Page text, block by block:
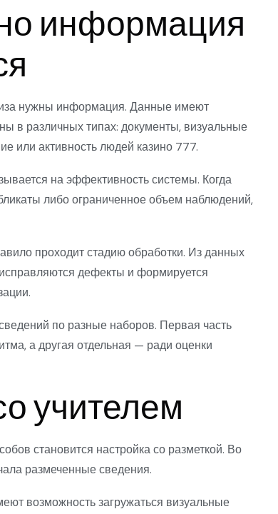
информация
нужны информация. Данные имеют
в различных типах: документы, визуальные
или активность людей казино 777.
на эффективность системы. Когда
либо ограниченное объем наблюдений,
проходит стадию обработки. Из данных
дефекты и формируется
по разные наборов. Первая часть
а другая отдельная — ради оценки
учителем
становится настройка со разметкой. Во
размеченные сведения.
возможность загружаться визуальные